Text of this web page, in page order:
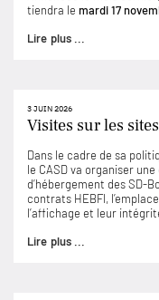
tiendra le mardi 17
Lire plus ...
3 JUIN 2026
Visites sur les
Dans le cadre de sa
le CASD va organiser
d’hébergement des SD-
contrats HEBFI,
l’affichage et leur
Lire plus ...